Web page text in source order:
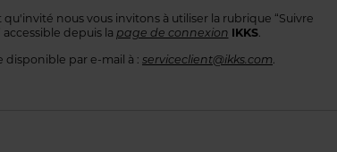
nous vous invitons à utiliserla rubrique “Suivre
accessible depuis la page de connexion IKKS.
disponible par e-mail à : serviceclient@ikks.com